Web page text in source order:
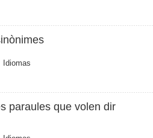
Idiomas
paraules que volen dir